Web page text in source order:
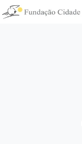
Skip
to